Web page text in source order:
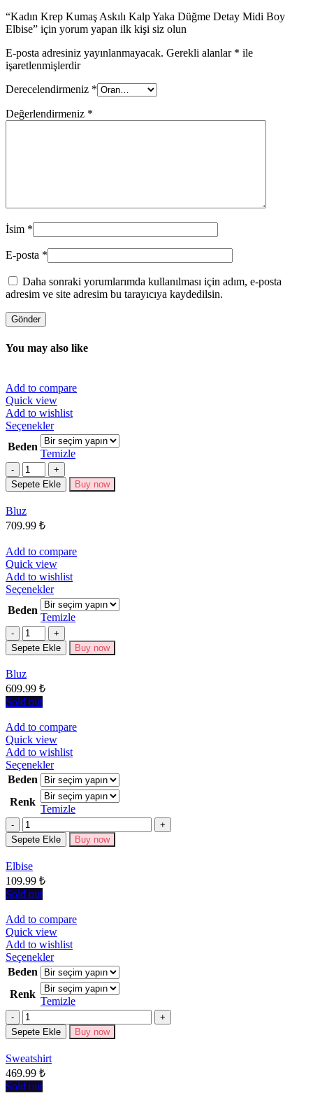
“Kadın Krep Kumaş Askılı Kalp Yaka Düğme Detay Midi Boy
Elbise” için yorum yapan ilk kişi siz olun
E-posta adresiniz yayınlanmayacak. Gerekli alanlar * ile
işaretlenmişlerdir
Derecelendirmeniz *
Değerlendirmeniz *
İsim *
E-posta *
Daha sonraki yorumlarımda kullanılması için adım, e-posta
adresim ve site adresim bu tarayıcıya kaydedilsin.
You may also like
Add to compare
Quick view
Add to wishlist
SeçeneklerBu
ürünün
birden
fazla
varyasyonu
var.
Beden
Temizle
Miktar
Sepete Ekle Buy now
Bluz
709.99 ₺
Add to compare
Quick view
Add to wishlist
SeçeneklerBu
ürünün
birden
fazla
varyasyonu
var.
Beden
Temizle
Miktar
Sepete Ekle Buy now
Bluz
609.99 ₺
Sold out
Add to compare
Quick view
Add to wishlist
SeçeneklerBu
ürünün
birden
fazla
varyasyonu
Seçenekler
Beden
Renk
Temizle
Miktar
Sepete Ekle Buy now
Elbise
109.99 ₺
Sold out
Add to compare
Quick view
Add to wishlist
SeçeneklerBu
ürünün
birden
fazla
varyasyonu
Seçenekler
Beden
Renk
Temizle
Miktar
Sepete Ekle Buy now
Sweatshirt
469.99 ₺
Sold out